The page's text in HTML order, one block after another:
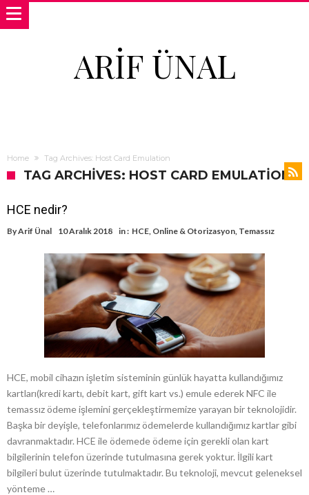
ARIF ÜNAL
Home Tag Archives: Host Card Emulation
TAG ARCHIVES: HOST CARD EMULATION
HCE nedir?
ByArif Ünal 10 Aralık 2018 in : HCE, Online & Otorizasyon, Temassız
HCE, mobil cihazın işletim sisteminin günlük hayatta kullandığımız
kartları(kredi kartı, debit kart, gift kart vs.) emule ederek NFC ile
temassız ödeme işlemini gerçekleştirmemize yarayan bir teknolojidir.
Başka bir deyişle, telefonlarımız ödemelerde kullandığımız kartlar gibi
davranmaktadır. HCE ile ödemede ödeme için gerekli olan kart
bilgilerinin telefon üzerinde tutulmasına gerek yoktur. İlgili kart
bilgileri bulut üzerinde tutulmaktadır. Bu teknoloji, mevcut geleneksel
yönteme …